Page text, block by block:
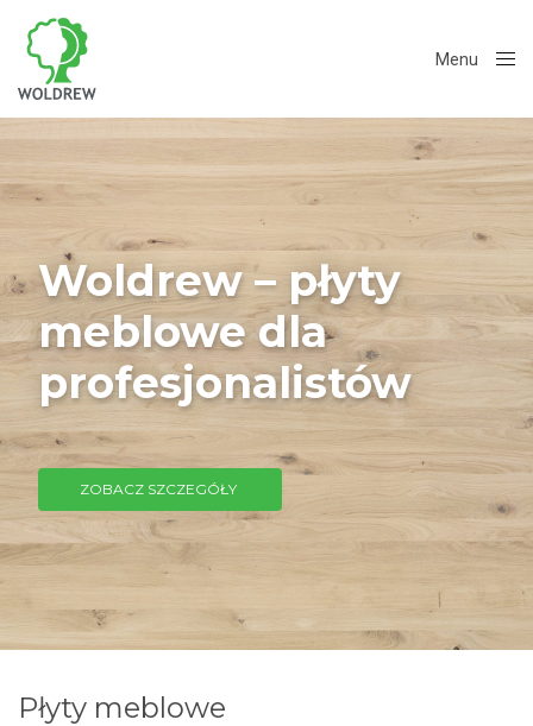
Menu
Woldrew – płyty
meblowe dla
profesjonalistów
ZOBACZ SZCZEGÓŁY
Płyty meblowe